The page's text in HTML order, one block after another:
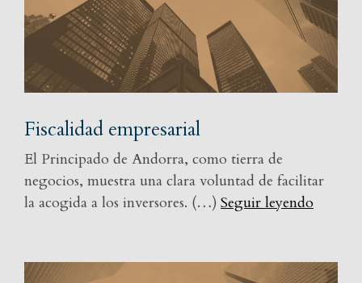
Fiscalidad empresarial
El Principado de Andorra, como tierra de
negocios, muestra una clara voluntad de facilitar
la acogida a los inversores. (…) Seguir leyendo